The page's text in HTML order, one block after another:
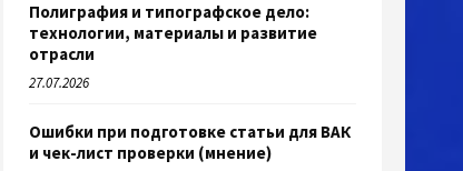
Полиграфия и типографское дело:
технологии, материалы и развитие
отрасли
27.07.2026
Ошибки при подготовке статьи для ВАК
и чек-лист проверки (мнение)